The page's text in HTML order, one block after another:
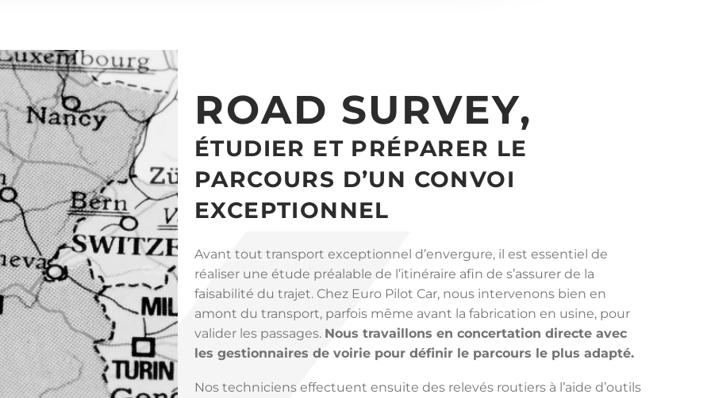
ROAD SURVEY,
ÉTUDIER ET PRÉPARER LE
PARCOURS D’UN CONVOI
EXCEPTIONNEL
Avant tout transport exceptionnel d’envergure, il est essentiel de
réaliser une étude préalable de l’itinéraire afin de s’assurer de la
faisabilité du trajet. Chez Euro Pilot Car, nous intervenons bien en
amont du transport, parfois même avant la fabrication en usine, pour
valider les passages. Nous travaillons en concertation directe avec
les gestionnaires de voirie pour définir le parcours le plus adapté.
Nos techniciens effectuent ensuite des relevés routiers à l’aide d’outils